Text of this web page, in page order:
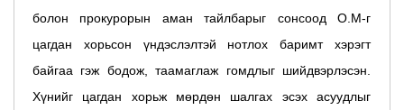
болон прокурорын аман тайлбарыг сонсоод О.М-г
цагдан хорьсон үндэслэлтэй нотлох баримт хэрэгт
байгаа гэж бодож, таамаглаж гомдлыг шийдвэрлэсэн.
Хүнийг цагдан хорьж мөрдөн шалгах эсэх асуудлыг